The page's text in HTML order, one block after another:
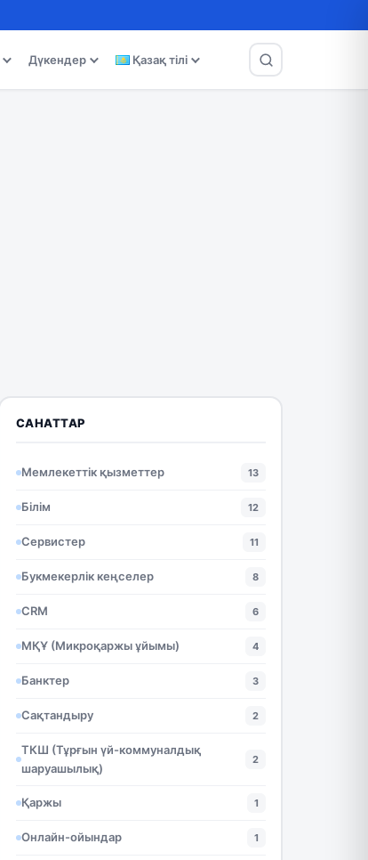
Дүкендер Қазақ тілі
САНАТТАР
Мемлекеттік қызметтер 13
Білім 12
Сервистер 11
Букмекерлік кеңселер 8
CRM 6
МҚҰ (Микроқаржы ұйымы) 4
Банктер 3
Сақтандыру 2
ТКШ (Тұрғын үй-коммуналдық
шаруашылық)
2
Қаржы 1
Онлайн-ойындар 1